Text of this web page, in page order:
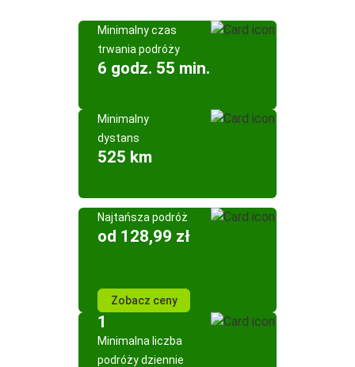
Minimalny czas
trwania podróży
6 godz. 55 min.
Minimalny
dystans
525 km
Najtańsza podróż
od 128,99 zł
Zobacz ceny
1
Minimalna liczba
podróży dziennie